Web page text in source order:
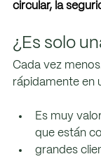
circular, la
¿Es solo
Cada vez
rápidamente en
Es muy
que están
grandes